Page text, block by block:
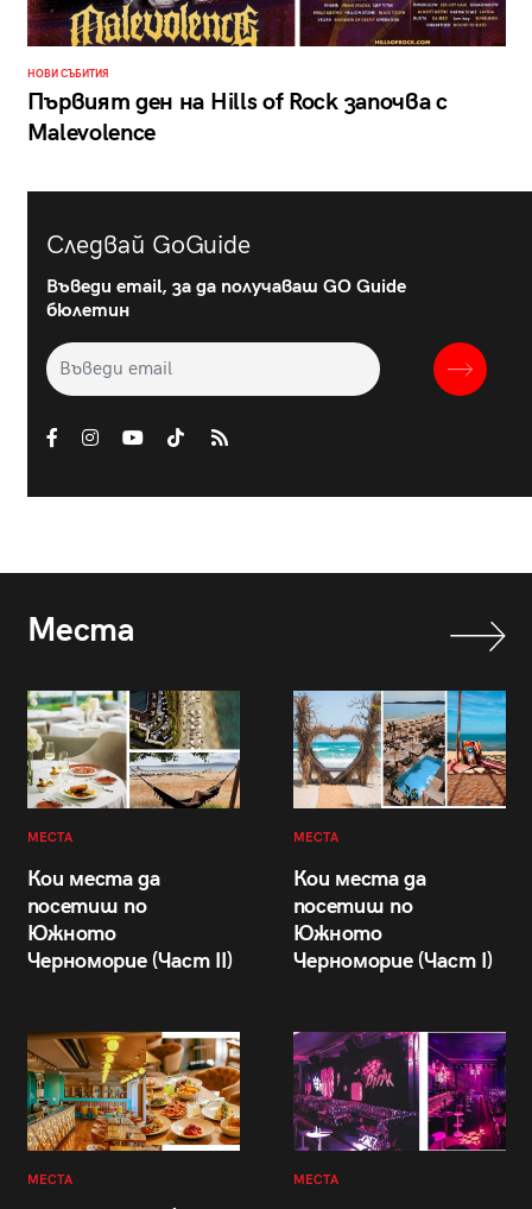
НОВИ СЪБИТИЯ
Първият ден на Hills of Rock започва с
Malevolence
Следвай GoGuide
Въведи email, за да получаваш GO Guide
бюлетин
Места
МЕСТА
Кои места да
посетиш по
Южното
Черноморие (Част II)
МЕСТА
Кои места да
посетиш по
Южното
Черноморие (Част I)
МЕСТА МЕСТА